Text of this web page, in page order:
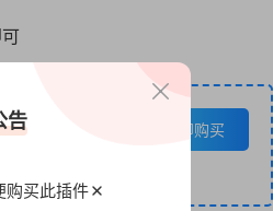
立即购买
告
购买此插件